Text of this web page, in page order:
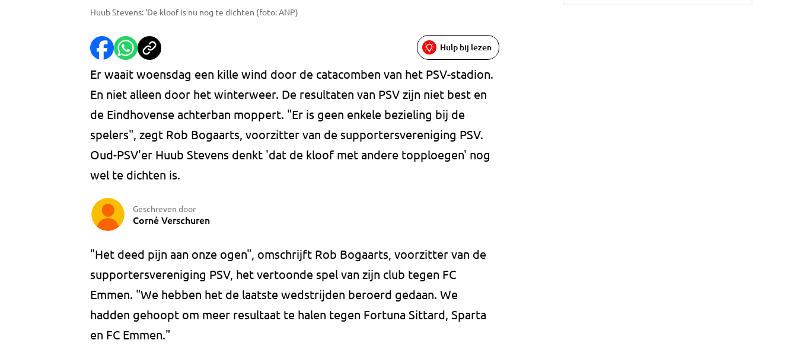
Huub Stevens: 'De kloof is nu nog te dichten (foto: ANP)
Hulp bij lezen
Er waait woensdag een kille wind door de catacomben van het PSV-stadion.
En niet alleen door het winterweer. De resultaten van PSV zijn niet best en
de Eindhovense achterban moppert. "Er is geen enkele bezieling bij de
spelers", zegt Rob Bogaarts, voorzitter van de supportersvereniging PSV.
Oud-PSV'er Huub Stevens denkt 'dat de kloof met andere topploegen' nog
wel te dichten is.
Geschreven door
Corné Verschuren
"Het deed pijn aan onze ogen", omschrijft Rob Bogaarts, voorzitter van de
supportersvereniging PSV, het vertoonde spel van zijn club tegen FC
Emmen. "We hebben het de laatste wedstrijden beroerd gedaan. We
hadden gehoopt om meer resultaat te halen tegen Fortuna Sittard, Sparta
en FC Emmen."